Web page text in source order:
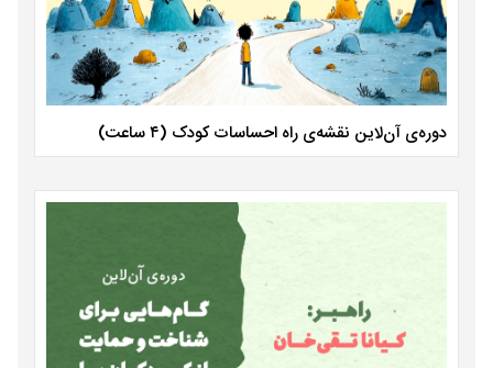
دوره‌ی آن‌لاین نقشه‌ی راه احساسات کودک (۴ ساعت)